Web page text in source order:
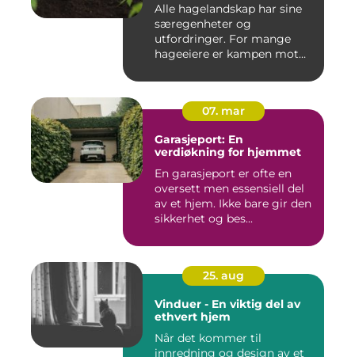
Alle hagelandskap har sine
særegenheter og
utfordringer. For mange
hageeiere er kampen mot
07. mar
Garasjeport: En
verdiøkning for hjemmet
En garasjeport er ofte en
oversett men essensiell del
av et hjem. Ikke bare gir den
sikkerhet og bes...
25. aug
Vinduer - En viktig del av
ethvert hjem
Når det kommer til
innredning og design av et